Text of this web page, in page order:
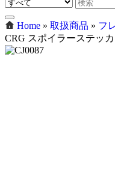
Home » 取扱商品 » フ
CRG スポイラーステッ